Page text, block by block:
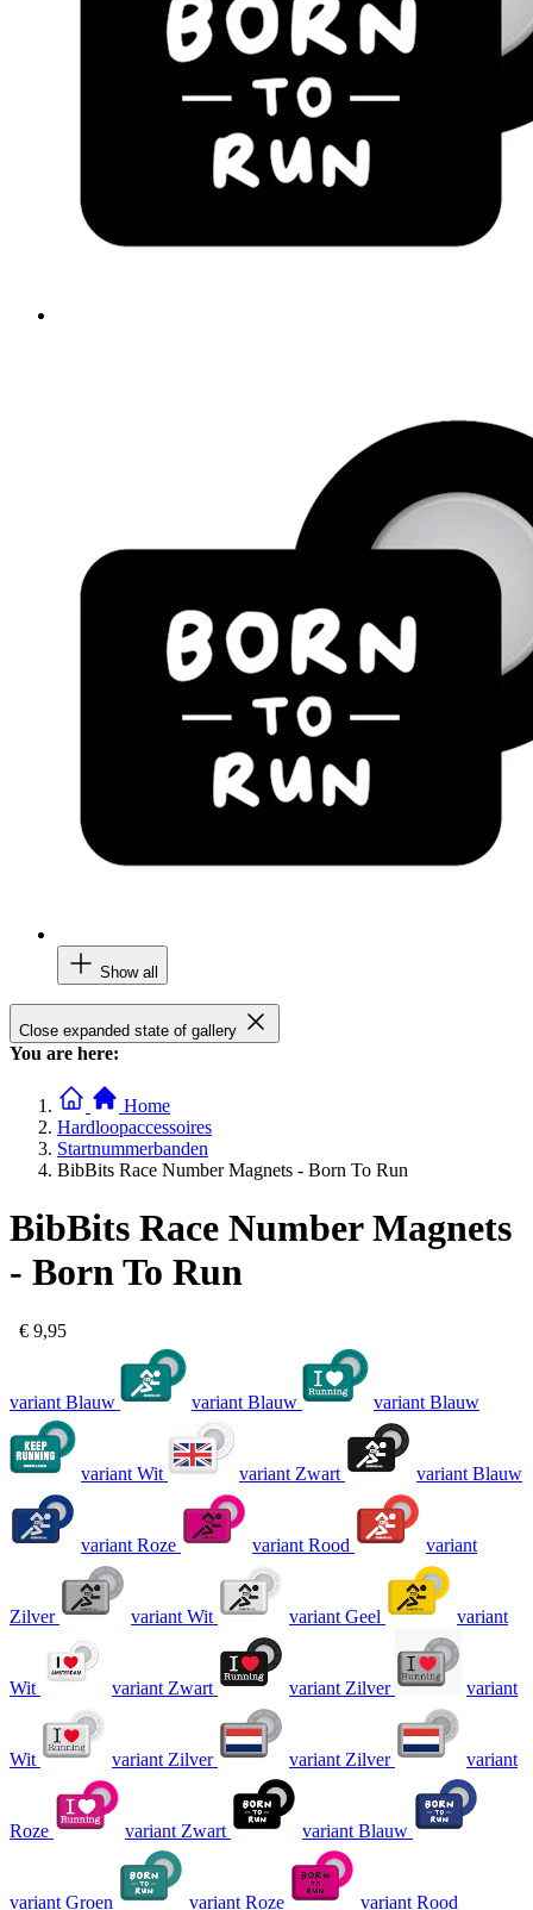
Show all
Close expanded state of gallery
You are here:
Home
Hardloopaccessoires
Startnummerbanden
BibBits Race Number Magnets - Born To Run
BibBits Race Number Magnets
- Born To Run
€ 9,95
variant Blauw variant Blauw variant Blauw
variant Wit variant Zwart variant Blauw
variant Roze variant Rood variant
Zilver variant Wit variant Geel variant
Wit variant Zwart variant Zilver variant
Wit variant Zilver variant Zilver variant
Roze variant Zwart variant Blauw
variant Groen variant Roze variant Rood